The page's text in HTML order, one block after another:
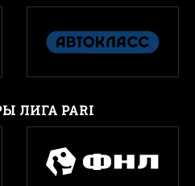
ЛИГА PARI